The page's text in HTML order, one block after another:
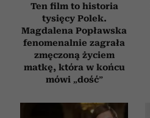
Ten film to historia
tysięcy Polek.
Magdalena Popławska
fenomenalnie zagrała
zmęczoną życiem
matkę, która w końcu
mówi „dość”